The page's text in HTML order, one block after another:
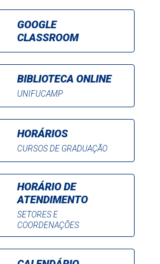
GOOGLE
CLASSROOM
BIBLIOTECA ONLINE
UNIFUCAMP
HORÁRIOS
CURSOS DE GRADUAÇÃO
HORÁRIO DE
ATENDIMENTO
SETORES E
COORDENAÇÕES